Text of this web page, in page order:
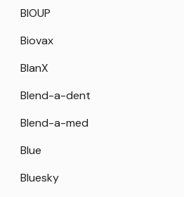
BIOUP
Biovax
BlanX
Blend-a-dent
Blend-a-med
Blue
Bluesky